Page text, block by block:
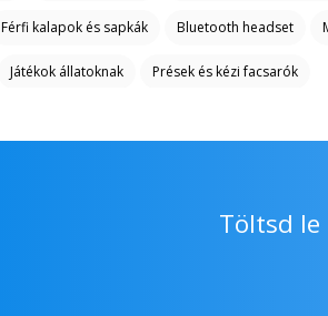
Férfi kalapok és sapkák Bluetooth headset
Játékok állatoknak Prések és kézi facsarók
Töltsd le